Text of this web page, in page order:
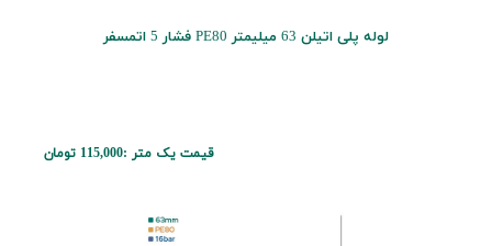
لوله پلی اتیلن 63 میلیمتر PE80 فشار 5 اتمسفر
قیمت یک متر :115,000 تومان